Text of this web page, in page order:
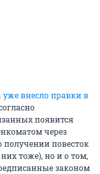
уже внесло правки в
появится
через
получении повесток
тоже), но и о том,
законом